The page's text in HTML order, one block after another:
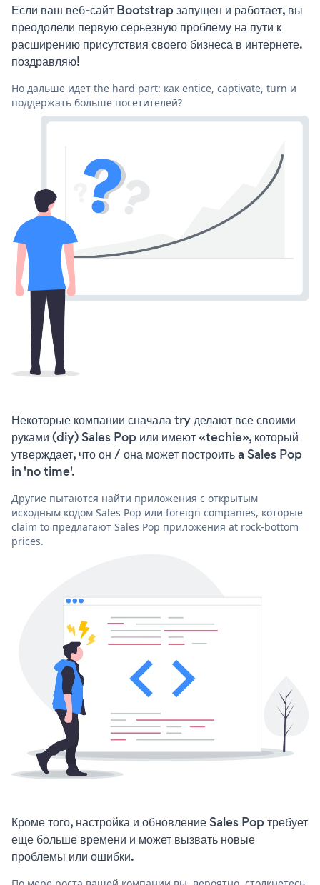
Если ваш веб-сайт Bootstrap запущен и работает, вы
преодолели первую серьезную проблему на пути к
расширению присутствия своего бизнеса в интернете.
поздравляю!
Но дальше идет the hard part: как entice, captivate, turn и
поддержать больше посетителей?
Некоторые компании сначала try делают все своими
руками (diy) Sales Pop или имеют «techie», который
утверждает, что он / она может построить a Sales Pop
in 'no time'.
Другие пытаются найти приложения с открытым
исходным кодом Sales Pop или foreign companies, которые
claim to предлагают Sales Pop приложения at rock-bottom
prices.
Кроме того, настройка и обновление Sales Pop требует
еще больше времени и может вызвать новые
проблемы или ошибки.